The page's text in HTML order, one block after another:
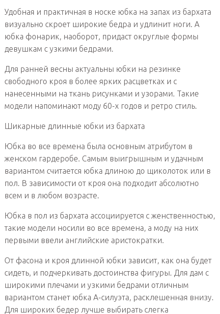
Удобная и практичная в носке юбка на запах из бархата
визуально скроет широкие бедра и удлинит ноги. А
юбка фонарик, наоборот, придаст округлые формы
девушкам с узкими бедрами.
Для ранней весны актуальны юбки на резинке
свободного кроя в более ярких расцветках и с
нанесенными на ткань рисунками и узорами. Такие
модели напоминают моду 60-х годов и ретро стиль.
Шикарные длинные юбки из бархата
Юбка во все времена была основным атрибутом в
женском гардеробе. Самым выигрышным и удачным
вариантом считается юбка длиною до щиколоток или в
пол. В зависимости от кроя она подходит абсолютно
всем и в любом возрасте.
Юбка в пол из бархата ассоциируется с женственностью,
такие модели носили во все времена, а моду на них
первыми ввели английские аристократки.
От фасона и кроя длинной юбки зависит, как она будет
сидеть, и подчеркивать достоинства фигуры. Для дам с
широкими плечами и узкими бедрами отличным
вариантом станет юбка А-силуэта, расклешенная внизу.
Для широких бедер лучше выбирать слегка